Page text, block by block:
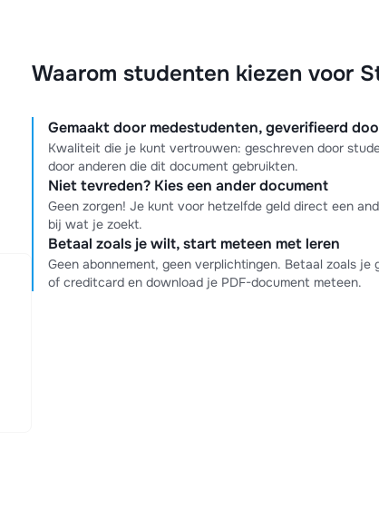
Waarom studenten kiezen voor
Gemaakt door medestudenten, geverifieerd
Kwaliteit die je kunt vertrouwen: geschreven door
door anderen die dit document gebruikten.
Niet tevreden? Kies een ander document
Geen zorgen! Je kunt voor hetzelfde geld direct een
bij wat je zoekt.
Betaal zoals je wilt, start meteen met leren
Geen abonnement, geen verplichtingen. Betaal zoals
of creditcard en download je PDF-document meteen.